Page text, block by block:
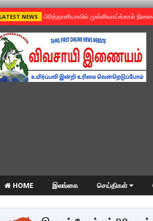
LATEST NEWS »பிரித்தானியாவில் முள்ளிவாய்க்கால்
HOME இலங்கை செய்திகள்